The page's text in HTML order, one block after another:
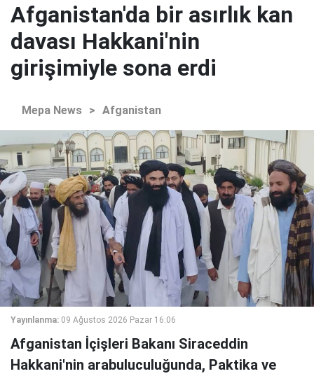
Afganistan'da bir asırlık kan
davası Hakkani'nin
girişimiyle sona erdi
Mepa News > Afganistan
Yayınlanma: 09 Ağustos 2026 Pazar 16:06
Afganistan İçişleri Bakanı Siraceddin
Hakkani'nin arabuluculuğunda, Paktika ve